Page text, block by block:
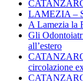
LAMEZIA –
A Lamezia la
Gli
all’estero
circolazione